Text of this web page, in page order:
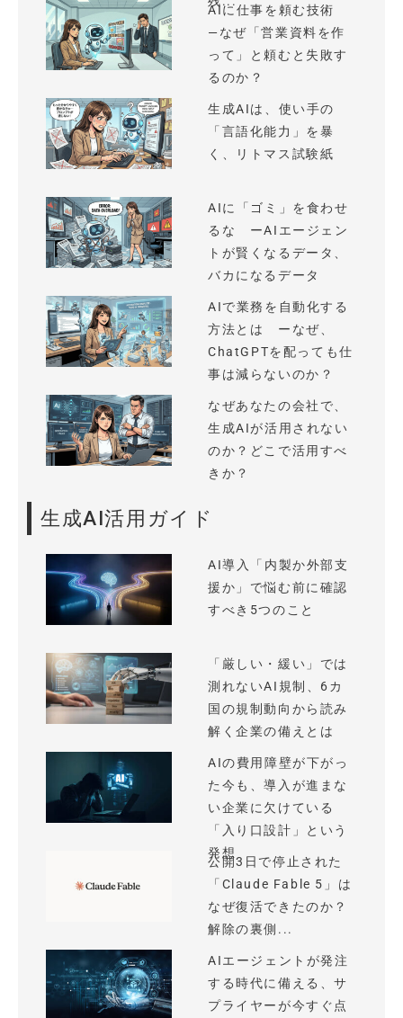
AIに仕事を頼む技術
—なぜ「営業資料を作
って」と頼むと失敗す
るのか？
生成AIは、使い手の
「言語化能力」を暴
く、リトマス試験紙
AIに「ゴミ」を食わせ
るな ーAIエージェン
トが賢くなるデータ、
バカになるデータ
AIで業務を自動化する
方法とは ーなぜ、
ChatGPTを配っても仕
事は減らないのか？
なぜあなたの会社で、
生成AIが活用されない
のか？どこで活用すべ
きか？
生成AI活用ガイド
AI導入「内製か外部支
援か」で悩む前に確認
すべき5つのこと
「厳しい・緩い」では
測れないAI規制、6カ
国の規制動向から読み
解く企業の備えとは
AIの費用障壁が下がっ
た今も、導入が進まな
い企業に欠けている
「入り口設計」という
発想
公開3日で停止された
「Claude Fable 5」は
なぜ復活できたのか？
解除の裏側...
AIエージェントが発注
する時代に備える、サ
プライヤーが今すぐ点